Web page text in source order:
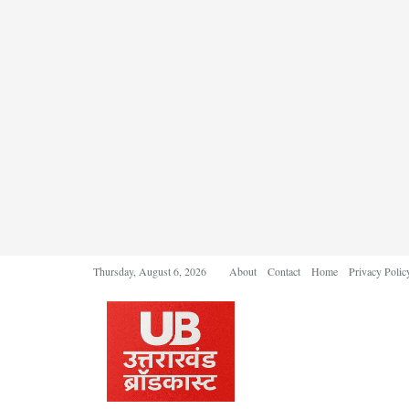
Thursday, August 6, 2026 About Contact Home Privacy